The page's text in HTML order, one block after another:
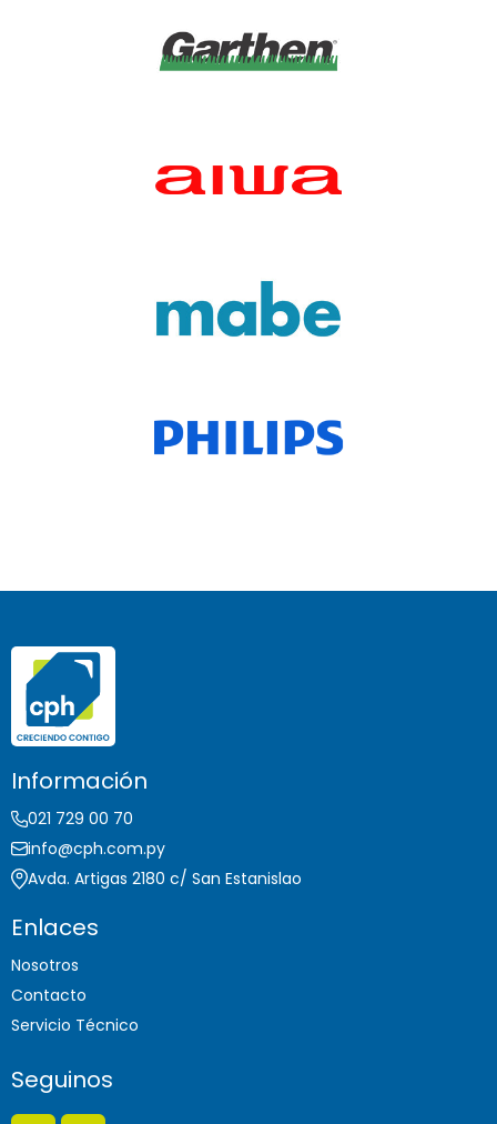
Información
021 729 00 70
info@cph.com.py
Avda. Artigas 2180 c/ San Estanislao
Enlaces
Nosotros
Contacto
Servicio Técnico
Seguinos